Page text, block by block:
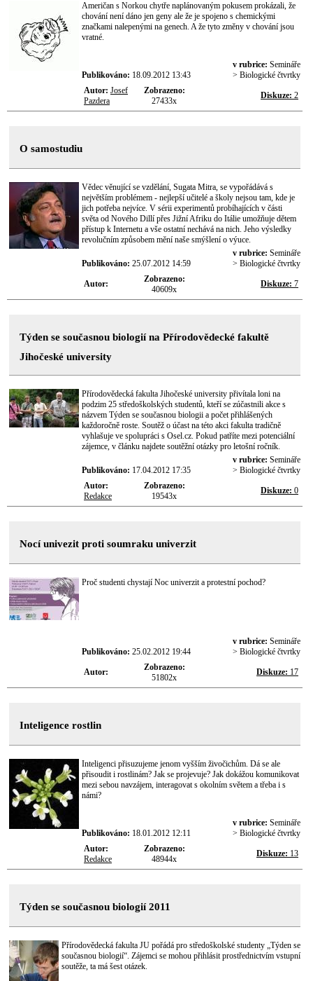
Američan s Norkou chytře naplánovaným pokusem prokázali, že
chování není dáno jen geny ale že je spojeno s chemickými
značkami nalepenými na genech. A že tyto změny v chování jsou
vratné.
Publikováno: 18.09.2012 13:43
v rubrice: Semináře
> Biologické čtvrtky
Autor: Josef
Pazdera
Zobrazeno:
27433x
Diskuze: 2
O samostudiu
Vědec věnující se vzdělání, Sugata Mitra, se vypořádává s
největším problémem - nejlepší učitelé a školy nejsou tam, kde je
jich potřeba nejvíce. V sérii experimentů probíhajících v části
světa od Nového Dillí přes Jižní Afriku do Itálie umožňuje dětem
přístup k Internetu a vše ostatní nechává na nich. Jeho výsledky
revolučním způsobem mění naše smýšlení o výuce.
Publikováno: 25.07.2012 14:59
v rubrice: Semináře
> Biologické čtvrtky
Autor:
Zobrazeno:
40609x
Diskuze: 7
Týden se současnou biologií na Přírodovědecké fakultě
Jihočeské university
Přírodovědecká fakulta Jihočeské university přivítala loni na
podzim 25 středoškolských studentů, kteří se zúčastnili akce s
názvem Týden se současnou biologii a počet přihlášených
každoročně roste. Soutěž o účast na této akci fakulta tradičně
vyhlašuje ve spolupráci s Osel.cz. Pokud patříte mezi potenciální
zájemce, v článku najdete soutěžní otázky pro letošní ročník.
Publikováno: 17.04.2012 17:35
v rubrice: Semináře
> Biologické čtvrtky
Autor:
Redakce
Zobrazeno:
19543x
Diskuze: 0
Nocí univezit proti soumraku univerzit
Proč studenti chystají Noc univerzit a protestní pochod?
Publikováno: 25.02.2012 19:44
v rubrice: Semináře
> Biologické čtvrtky
Autor:
Zobrazeno:
51802x
Diskuze: 17
Inteligence rostlin
Inteligenci přisuzujeme jenom vyšším živočichům. Dá se ale
přisoudit i rostlinám? Jak se projevuje? Jak dokážou komunikovat
mezi sebou navzájem, interagovat s okolním světem a třeba i s
námi?
Publikováno: 18.01.2012 12:11
v rubrice: Semináře
> Biologické čtvrtky
Autor:
Redakce
Zobrazeno:
48944x
Diskuze: 13
Týden se současnou biologií 2011
Přírodovědecká fakulta JU pořádá pro středoškolské studenty „Týden se
současnou biologií“. Zájemci se mohou přihlásit prostřednictvím vstupní
soutěže, ta má šest otázek.